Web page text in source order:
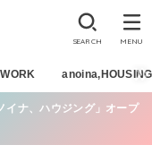
anoina,HOUSING
SEARCH MENU
イナ、ハウジング」オープ